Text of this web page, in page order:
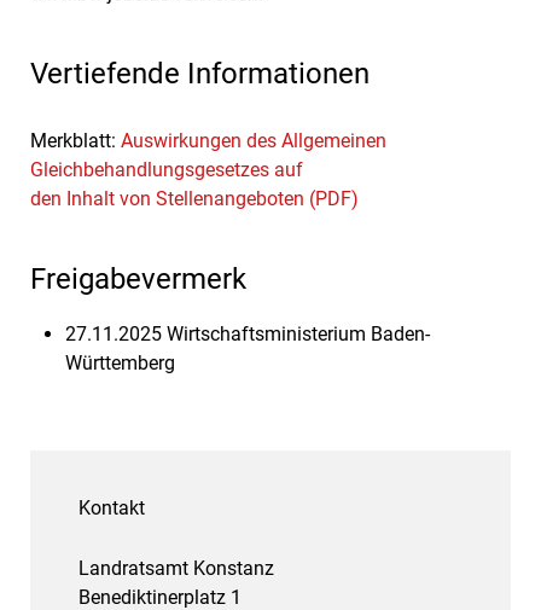
Vertiefende Informationen
Merkblatt: Auswirkungen des Allgemeinen
Gleichbehandlungsgesetzes auf
den Inhalt von Stellenangeboten (PDF)
Freigabevermerk
27.11.2025 Wirtschaftsministerium Baden-
Württemberg
Kontakt
Landratsamt Konstanz
Benediktinerplatz 1